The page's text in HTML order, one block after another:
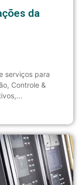
da
serviços para
Controle &